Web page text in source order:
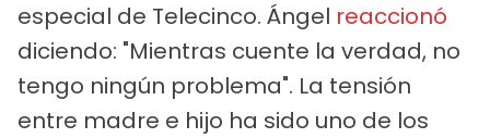
especial de Telecinco. Ángel reaccionó
diciendo: "Mientras cuente la verdad, no
tengo ningún problema". La tensión
entre madre e hijo ha sido uno de los